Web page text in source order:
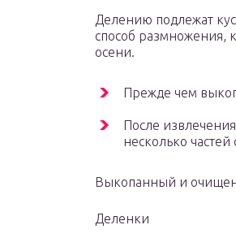
Делению подлежат
способ размножения,
осени.
Прежде чем
После
несколько
Выкопанный и
Деленки